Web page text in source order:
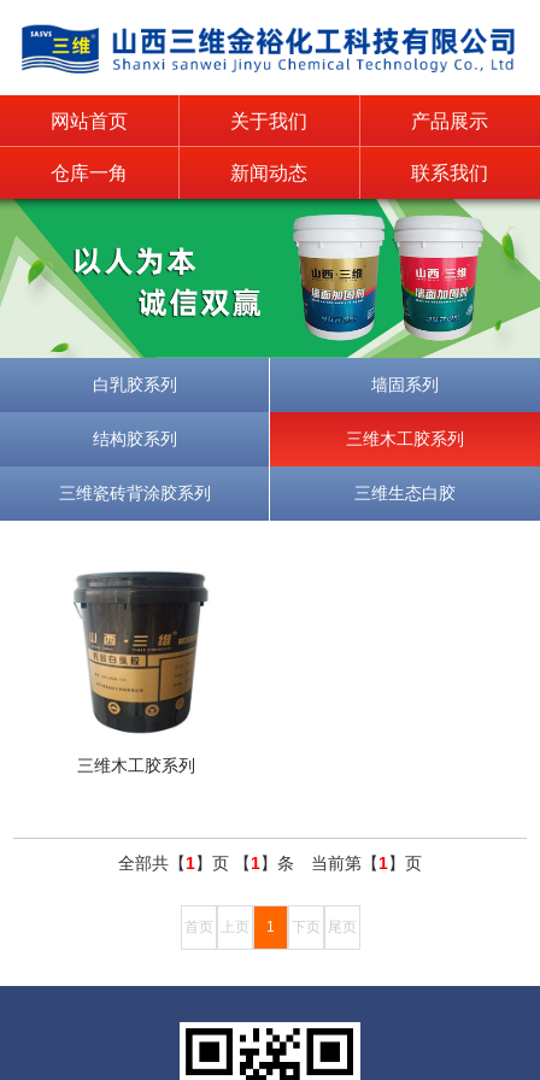
网站首页 关于我们 产品展示
仓库一角 新闻动态 联系我们
白乳胶系列 墙固系列
结构胶系列 三维木工胶系列
三维瓷砖背涂胶系列 三维生态白胶
三维木工胶系列
全部共【1】页 【1】条 当前第【1】页
首页 上页 1 下页 尾页